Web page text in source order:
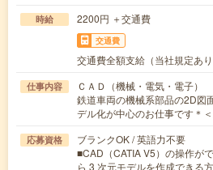
時給 2200円 ＋交通費
交通費
交通費全額支給（当社規定あり
仕事内容
ＣＡＤ（機械・電気・電子）
鉄道車両の機械系部品の2D図
デル化が中心のお仕事です＊
応募資格
ブランクOK / 英語力不要
■CAD（CATIA V5）の操作が
ら 3 次元モデルを作成できる